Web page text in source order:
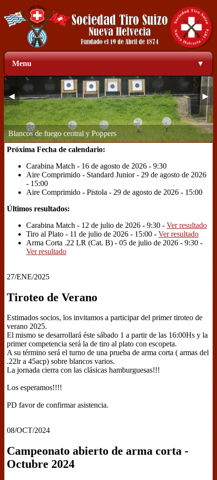
Menu ▼
Blancos de fuego central y Poppers
Zona de blancos a 50 metros
◀ ▶
1
Próxima Fecha de calendario:
Carabina Match - 16 de agosto de 2026 - 9:30
Aire Comprimido - Standard Junior - 29 de agosto de 2026
- 15:00
Aire Comprimido - Pistola - 29 de agosto de 2026 - 15:00
Últimos resultados:
Carabina Match - 12 de julio de 2026 - 9:30 - Ver resultado
Tiro al Plato - 11 de julio de 2026 - 15:00 - Ver resultado
Arma Corta .22 LR (Cat. B) - 05 de julio de 2026 - 9:30 -
Ver resultado
27/ENE/2025
Tiroteo de Verano
Estimados socios, los invitamos a participar del primer tiroteo de
verano 2025.
El mismo se desarrollará éste sábado 1 a partir de las 16:00Hs y la
primer competencia será la de tiro al plato con escopeta.
A su término será el turno de una prueba de arma corta ( armas del
.22lr a 45acp) sobre blancos varios.
La jornada cierra con las clásicas hamburguesas!!!
Los esperamos!!!!
PD favor de confirmar asistencia.
08/OCT/2024
Campeonato abierto de arma corta -
Octubre 2024